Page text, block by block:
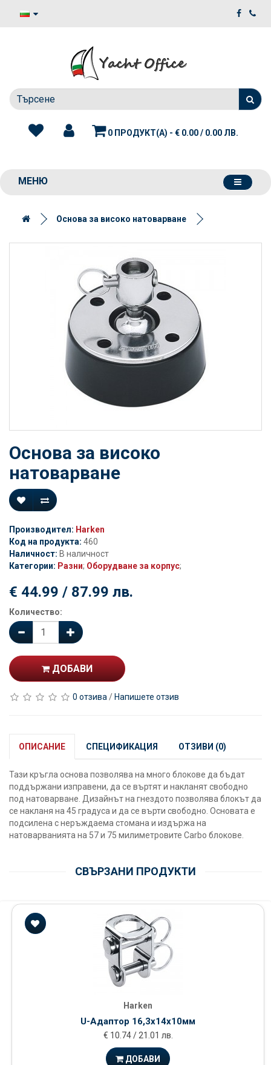
0 ПРОДУКТ(А) - € 0.00 / 0.00 ЛВ.
МЕНЮ
Основа за високо натоварване
Основа за високо
натоварване
Производител: Harken
Код на продукта: 460
Наличност: В наличност
Категории: Разни; Оборудване за корпус;
€ 44.99 / 87.99 лв.
Количество:
ДОБАВИ
0 отзива / Напишете отзив
ОПИСАНИЕ СПЕЦИФИКАЦИЯ ОТЗИВИ (0)
Тази кръгла основа позволява на много блокове да бъдат
поддържани изправени, да се въртят и накланят свободно
под натоварване. Дизайнът на гнездото позволява блокът да
се накланя на 45 градуса и да се върти свободно. Основата е
подсилена с неръждаема стомана и издържа на
натоварванията на 57 и 75 милиметровите Carbo блокове.
СВЪРЗАНИ ПРОДУКТИ
Harken
U-Адаптор 16,3х14х10мм
€ 10.74 / 21.01 лв.
ДОБАВИ